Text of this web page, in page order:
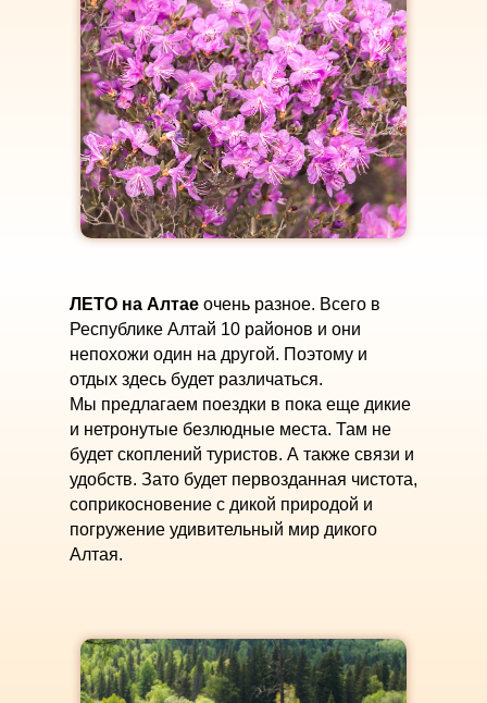
ЛЕТО на Алтае очень разное. Всего в
Республике Алтай 10 районов и они
непохожи один на другой. Поэтому и
отдых здесь будет различаться.
Мы предлагаем поездки в пока еще дикие
и нетронутые безлюдные места. Там не
будет скоплений туристов. А также связи и
удобств. Зато будет первозданная чистота,
соприкосновение с дикой природой и
погружение удивительный мир дикого
Алтая.